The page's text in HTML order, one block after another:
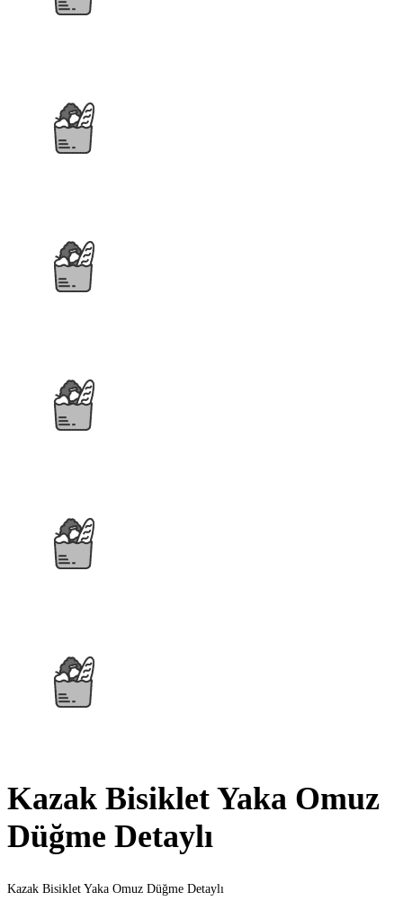
Kazak Bisiklet Yaka Omuz
Düğme Detaylı
Kazak Bisiklet Yaka Omuz Düğme Detaylı